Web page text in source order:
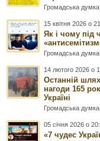
Громадська думка
15 квітня 2026 о
Як і чому під
Громадська думка
14 лютого 2026 о
Останній
нагоди 165
Україні
Громадська думка
05 січня 2026 о
«7 чудес